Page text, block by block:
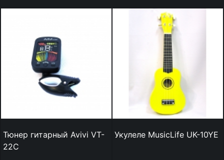
Тюнер гитарный Avivi VT-
22C
Укулеле MusicLife UK-10YE